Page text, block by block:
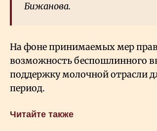
Бижанова.
На фоне принимаемых мер
возможность беспошлинного
поддержку молочной отрасли
период.
Читайте также